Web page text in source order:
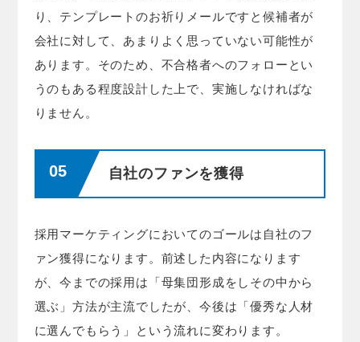
り、テンプレートのお祈りメールですと候補者が
会社に対して、あまりよく思っていない可能性が
あります。そのため、不合格者へのフォローとい
うのもある程度設計した上で、実施しなければな
りません。
自社のファンを獲得
採用マーケティングにおいてのゴールは自社のフ
ァン獲得になります。前述した内容になります
が、今までの採用は「母集団形成をしその中から
選ぶ」方法が主流でしたが、今後は「優秀な人材
に選んでもらう」という流れに変わります。